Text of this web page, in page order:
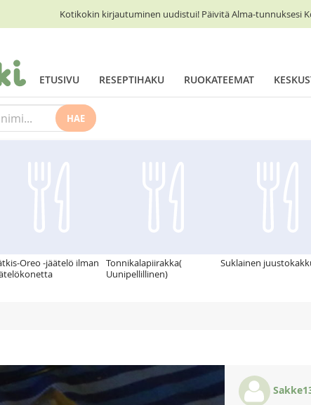
Kotikokin kirjautuminen uudistui! Päivitä Alma-tunnuksesi
ETUSIVU RESEPTIHAKU RUOKATEEMAT
HAE
Oreo -jäätelö ilman
Tonnikalapiirakka(
Uunipellillinen)
Suklainen